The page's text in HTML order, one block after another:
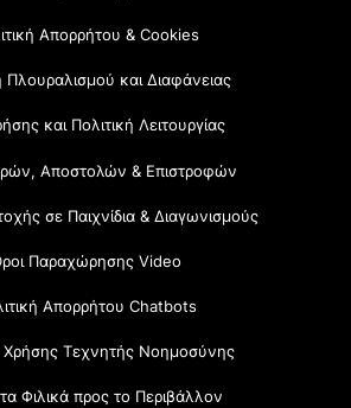
Απορρήτου & Cookies
Πλουραλισμού και Διαφάνειας
και Πολιτική Λειτουργίας
Αποστολών & Επιστροφών
σε Παιχνίδια & Διαγωνισμούς
Παραχώρησης Video
Απορρήτου Chatbots
Χρήσης Τεχνητής Νοημοσύνης
Φιλικά προς το Περιβάλλον